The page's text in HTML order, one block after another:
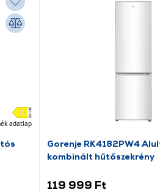
adatlap
Gorenje RK4182PW4
kombinált hűtőszekrény
119 999 Ft